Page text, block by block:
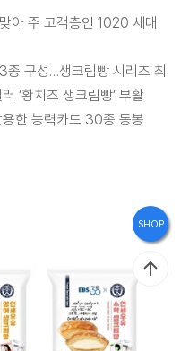
아 주 고객층인 1020 세대
3종 구성…생크림빵 시리즈 최
‘황치즈 생크림빵’ 부활
용한 능력카드 30종 동봉
SHOP